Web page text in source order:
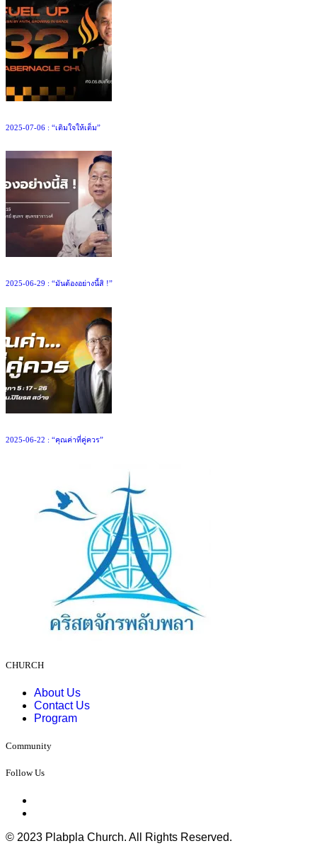
2025-07-06 : “เติมใจให้เต็ม”
2025-06-29 : “มันต้องอย่างนี้สิ !”
2025-06-22 : “คุณค่าที่คู่ควร”
CHURCH
About Us
Contact Us
Program
Community
Follow Us
© 2023 Plabpla Church. All Rights Reserved.